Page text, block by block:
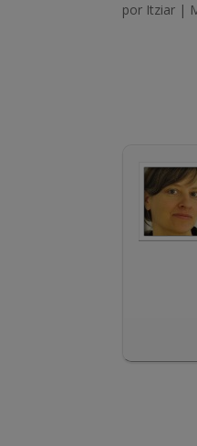
por Itziar |